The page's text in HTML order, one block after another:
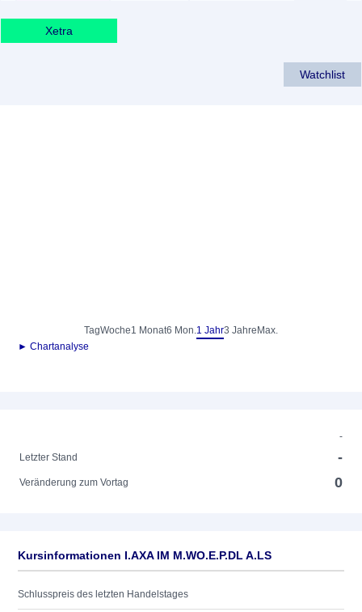
Xetra
Watchlist
TagWoche1 Monat6 Mon.1 Jahr3 Jahre Max.
► Chartanalyse
-
Letzter Stand
-
Veränderung zum Vortag 0
Kursinformationen I.AXA IM M.WO.E.P.DL A.LS
Schlusspreis des letzten Handelstages